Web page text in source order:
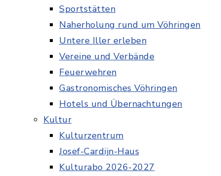
Sportstätten
Naherholung rund um Vöhringen
Untere Iller erleben
Vereine und Verbände
Feuerwehren
Gastronomisches Vöhringen
Hotels und Übernachtungen
Kultur
Kulturzentrum
Josef-Cardijn-Haus
Kulturabo 2026-2027